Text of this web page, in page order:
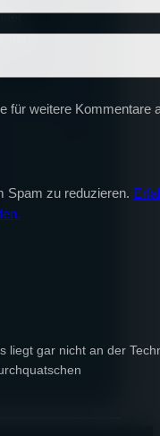
den
für weitere Kommentare
Spam zu reduzieren.
liegt gar nicht an der